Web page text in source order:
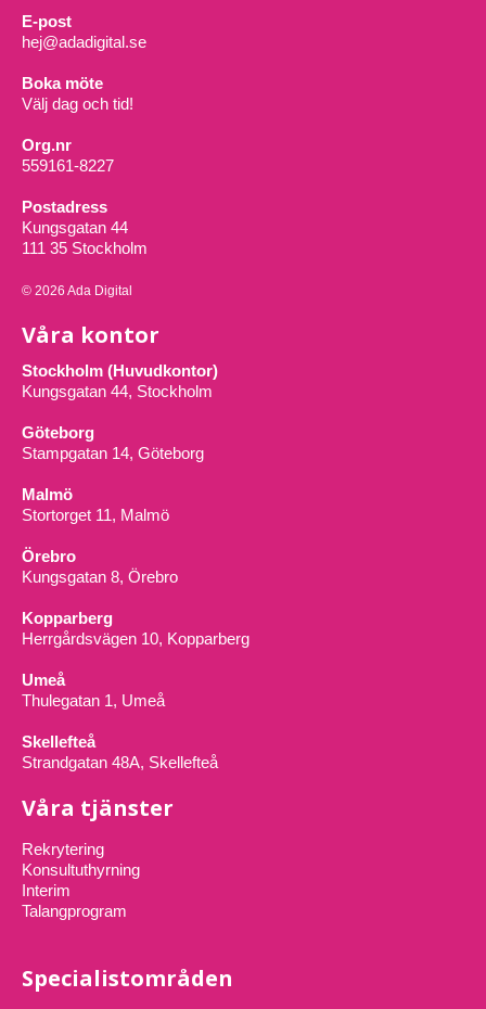
E-post
hej@adadigital.se
Boka möte
Välj dag och tid!
Org.nr
559161-8227
Postadress
Kungsgatan 44
111 35 Stockholm
© 2026 Ada Digital
Våra kontor
Stockholm (Huvudkontor)
Kungsgatan 44, Stockholm
Göteborg
Stampgatan 14, Göteborg
Malmö
Stortorget 11, Malmö
Örebro
Kungsgatan 8, Örebro
Kopparberg
Herrgårdsvägen 10, Kopparberg
Umeå
Thulegatan 1, Umeå
Skellefteå
Strandgatan 48A, Skellefteå
Våra tjänster
Rekrytering
Konsultuthyrning
Interim
Talangprogram
Specialistområden